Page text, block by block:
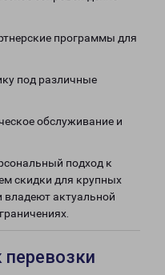
программы для
под различные
обслуживание и
подход к
скидки для крупных
владеют актуальной
перевозки